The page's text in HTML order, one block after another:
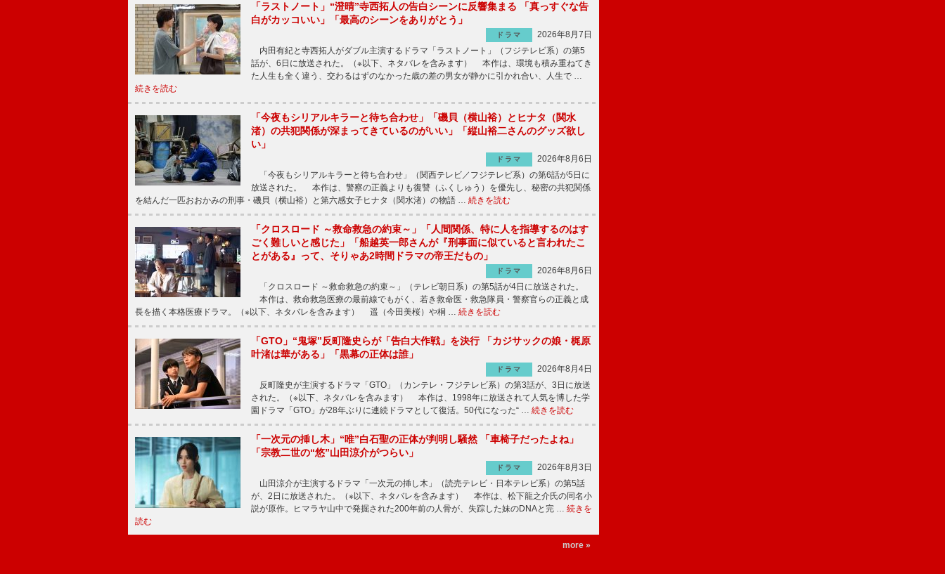
「ラストノート」“澄晴”寺西拓人の告白シーンに反響集まる 「真っすぐな告
白がカッコいい」「最高のシーンをありがとう」
ドラマ
2026年8月7日
内田有紀と寺西拓人がダブル主演するドラマ「ラストノート」（フジテレビ系）の第5
話が、6日に放送された。（※以下、ネタバレを含みます） 本作は、環境も積み重ねてき
た人生も全く違う、交わるはずのなかった歳の差の男女が静かに引かれ合い、人生で …
続きを読む
「今夜もシリアルキラーと待ち合わせ」「磯貝（横山裕）とヒナタ（関水
渚）の共犯関係が深まってきているのがいい」「縦山裕二さんのグッズ欲し
い」
ドラマ
2026年8月6日
「今夜もシリアルキラーと待ち合わせ」（関西テレビ／フジテレビ系）の第6話が5日に
放送された。 本作は、警察の正義よりも復讐（ふくしゅう）を優先し、秘密の共犯関係
を結んだ一匹おおかみの刑事・磯貝（横山裕）と第六感女子ヒナタ（関水渚）の物語 … 続きを読む
「クロスロード ～救命救急の約束～」「人間関係、特に人を指導するのはす
ごく難しいと感じた」「船越英一郎さんが『刑事面に似ていると言われたこ
とがある』って、そりゃあ2時間ドラマの帝王だもの」
ドラマ
2026年8月6日
「クロスロード ～救命救急の約束～」（テレビ朝日系）の第5話が4日に放送された。
本作は、救命救急医療の最前線でもがく、若き救命医・救急隊員・警察官らの正義と成
長を描く本格医療ドラマ。（※以下、ネタバレを含みます） 遥（今田美桜）や桐 … 続きを読む
「GTO」“鬼塚”反町隆史らが「告白大作戦」を決行 「カジサックの娘・梶原
叶渚は華がある」「黒幕の正体は誰」
ドラマ
2026年8月4日
反町隆史が主演するドラマ「GTO」（カンテレ・フジテレビ系）の第3話が、3日に放送
された。（※以下、ネタバレを含みます） 本作は、1998年に放送されて人気を博した学
園ドラマ「GTO」が28年ぶりに連続ドラマとして復活。50代になった“ … 続きを読む
「一次元の挿し木」“唯”白石聖の正体が判明し騒然 「車椅子だったよね」
「宗教二世の“悠”山田涼介がつらい」
ドラマ
2026年8月3日
山田涼介が主演するドラマ「一次元の挿し木」（読売テレビ・日本テレビ系）の第5話
が、2日に放送された。（※以下、ネタバレを含みます） 本作は、松下龍之介氏の同名小
説が原作。ヒマラヤ山中で発掘された200年前の人骨が、失踪した妹のDNAと完 … 続きを
読む
more »